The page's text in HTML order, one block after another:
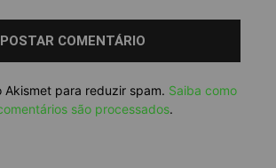
Akismet para reduzir spam. Saiba como
são processados.